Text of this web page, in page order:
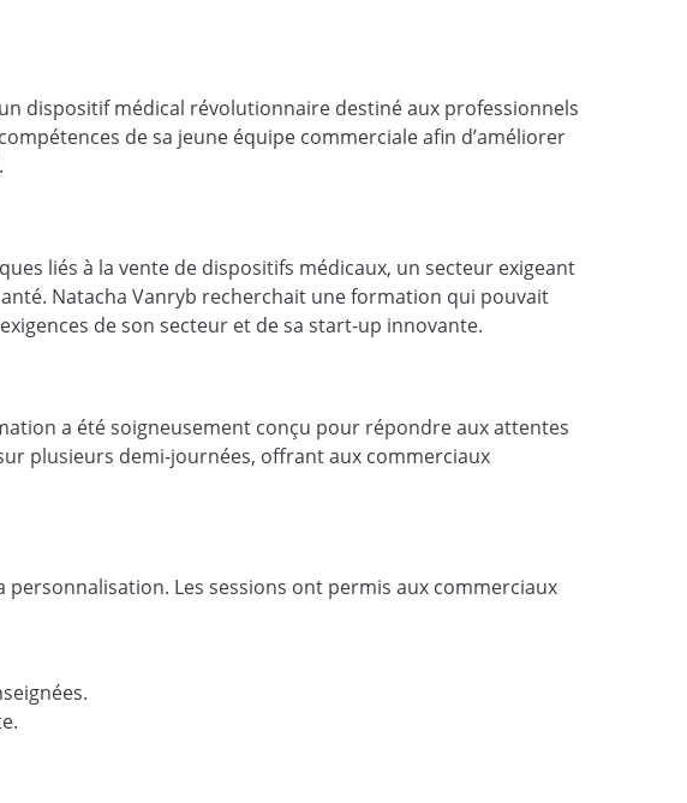
dispositif médical révolutionnaire destiné aux professionnels
de sa jeune équipe commerciale afin d’améliorer
liés à la vente de dispositifs médicaux, un secteur exigeant
Natacha Vanryb recherchait une formation qui pouvait
de son secteur et de sa start-up innovante.
a été soigneusement conçu pour répondre aux attentes
plusieurs demi-journées, offrant aux commerciaux
Les sessions ont permis aux commerciaux